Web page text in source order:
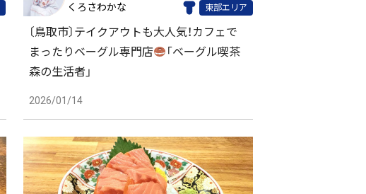
くろさわかな 東部エリア
〔鳥取市〕テイクアウトも大人気！カフェで
まったりベーグル専門店
「ベーグル喫茶
森の生活者」
2026/01/14